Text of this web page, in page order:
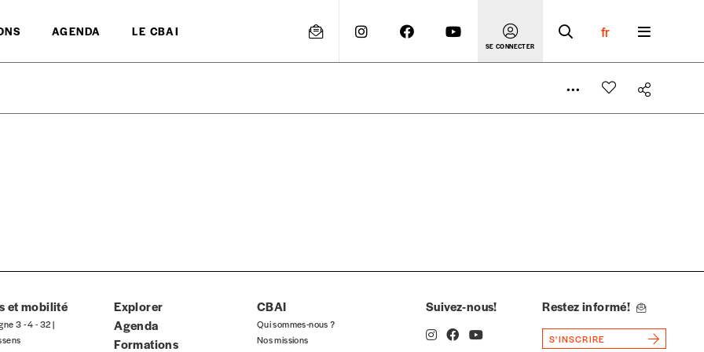
AGENDA LE CBAI
SE CONNECTER
fr
indicatif. De cette manière, vous soutenez le travail de l’équipe de rédaction selon vos moyens et vos motivations.
et mobilité
3 - 4 - 32 |
Explorer
Agenda
Formations
CBAI
Qui sommes-nous ?
Nos missions
Suivez-nous! Restez informé!
S'INSCRIRE